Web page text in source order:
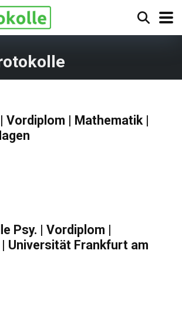
Vordiplom | Mathematik |
Psy. | Vordiplom |
Universität Frankfurt am